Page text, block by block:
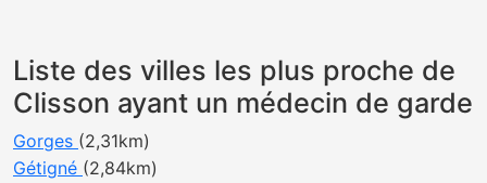
Liste des villes les plus proche de
Clisson ayant un médecin de garde
Gorges (2,31km)
Gétigné (2,84km)